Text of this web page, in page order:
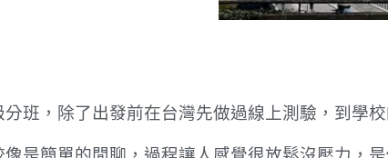
班，除了出發前在台灣先做過線上測驗，到學